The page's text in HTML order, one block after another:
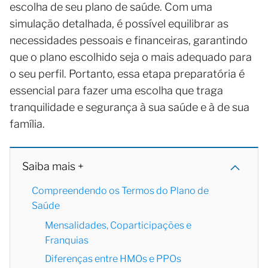
escolha de seu plano de saúde. Com uma
simulação detalhada, é possível equilibrar as
necessidades pessoais e financeiras, garantindo
que o plano escolhido seja o mais adequado para
o seu perfil. Portanto, essa etapa preparatória é
essencial para fazer uma escolha que traga
tranquilidade e segurança à sua saúde e à de sua
família.
Saiba mais +
Compreendendo os Termos do Plano de
Saúde
Mensalidades, Coparticipações e
Franquias
Diferenças entre HMOs e PPOs